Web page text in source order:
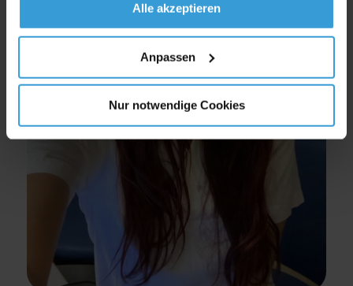
Alle akzeptieren
Anpassen
Nur notwendige Cookies